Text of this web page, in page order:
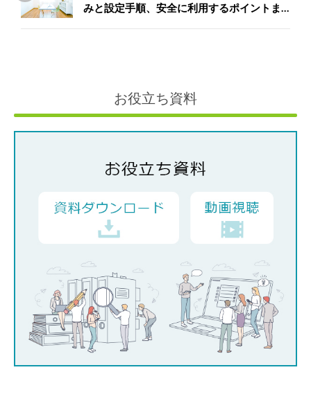
みと設定手順、安全に利用するポイントま
お役立ち資料